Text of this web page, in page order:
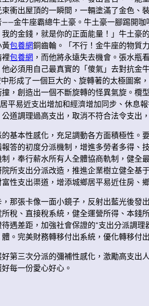
衝出屋頂的一瞬間，一輛塗滿了金色
金牛座霸總牛土豪。牛土豪一腳踢開
的金錢，就是你的正面能量！」牛土
黃包養網銅齒輪。「不行！金牛座的物質
裡包養網 ，而他將永遠失去機會。張水瓶
必須用自己最真實的「傻氣」去對抗
成了一個巨大的、旋轉著的太極圖案
，創造出一個不斷旋轉的怪異氣旋。
平易近支出增加和經濟增加同步、休息
調理過高支出，取消不符合法令支出
基本性感化，充足調動各方面積極性。
答的初度分派機制，增進多勞者多得
，奉行薪水所有人全體協商軌制，健全
所支出分派改造，推進企業樹立健全
性支出渠道，增添城鄉居平易近住房、
那張卡像一面小鏡子，反射出藍光後
稅、直接稅系統，健全運營所得、本錢
差距，加強社會保證的“支出分派調
體。完美財務轉移付出系統，優化轉移付
第三次分派的彌補性感化，激勵高支
每一份愛心好心。